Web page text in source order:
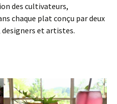
des cultivateurs,
chaque plat conçu par deux
et artistes.